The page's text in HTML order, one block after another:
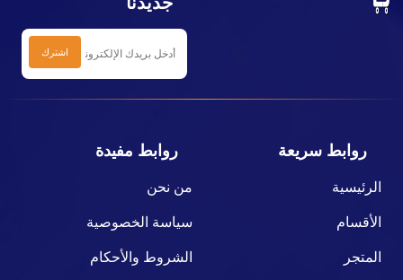
روابط سريعة
الرئيسية
الأقسام
المتجر
روابط مفيدة
من نحن
سياسة الخصوصية
الشروط والأحكام